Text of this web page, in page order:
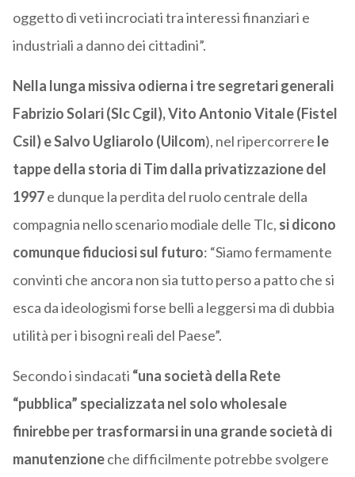
oggetto di veti incrociati tra interessi finanziari e
industriali a danno dei cittadini”.
Nella lunga missiva odierna i tre segretari generali
Fabrizio Solari (Slc Cgil), Vito Antonio Vitale (Fistel
Csil) e Salvo Ugliarolo (Uilcom), nel ripercorrere le
tappe della storia di Tim dalla privatizzazione del
1997e dunque la perdita del ruolo centrale della
compagnia nello scenario modiale delle Tlc, si dicono
comunque fiduciosi sul futuro: “Siamo fermamente
convinti che ancora non sia tutto perso a patto che si
esca da ideologismi forse belli a leggersi ma di dubbia
utilità per i bisogni reali del Paese”.
Secondo i sindacati “una società della Rete
“pubblica” specializzata nel solo wholesale
finirebbe per trasformarsi in una grande società di
manutenzioneche difficilmente potrebbe svolgere